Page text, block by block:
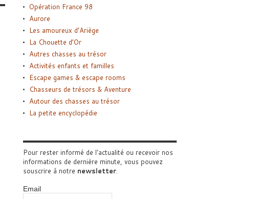
Opération France 98
Aurore
Les amoureux d’Ariège
La Chouette d’Or
Autres chasses au trésor
Activités enfants et familles
Escape games & escape rooms
Chasseurs de trésors & Aventure
Autour des chasses au trésor
La petite encyclopédie
Pour rester informé de l'actualité ou recevoir nos
informations de dernière minute, vous pouvez
souscrire à notre newsletter.
Email